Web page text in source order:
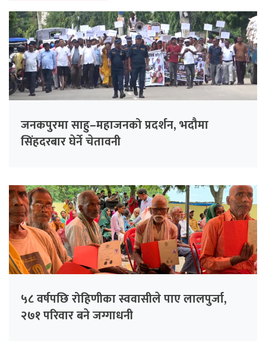
जनकपुरमा साहु–महाजनको प्रदर्शन, भदौमा
सिंहदरबार घेर्ने चेतावनी
५८ वर्षपछि रोहिणीका स्ववासीले पाए लालपुर्जा,
२७१ परिवार बने जग्गाधनी